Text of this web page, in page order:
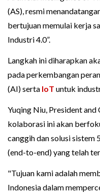
(AS), resmi
bertujuan memulai kerja
Industri 4.0”.
Langkah ini diharapkan
pada perkembangan
(AI) serta IoT untuk
Yuqing Niu, President and
kolaborasi ini akan
canggih dan solusi
(end-to-end) yang telah
"Tujuan kami adalah
Indonesia dalam